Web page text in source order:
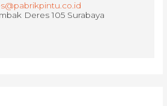
Deres 105 Surabaya